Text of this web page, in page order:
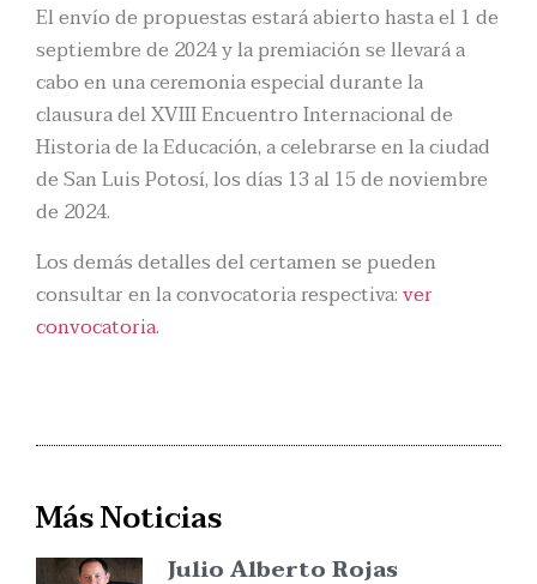
El envío de propuestas estará abierto hasta el 1 de
septiembre de 2024 y la premiación se llevará a
cabo en una ceremonia especial durante la
clausura del XVIII Encuentro Internacional de
Historia de la Educación, a celebrarse en la ciudad
de San Luis Potosí, los días 13 al 15 de noviembre
de 2024.
Los demás detalles del certamen se pueden
consultar en la convocatoria respectiva:ver
convocatoria.
Más Noticias
Julio Alberto Rojas